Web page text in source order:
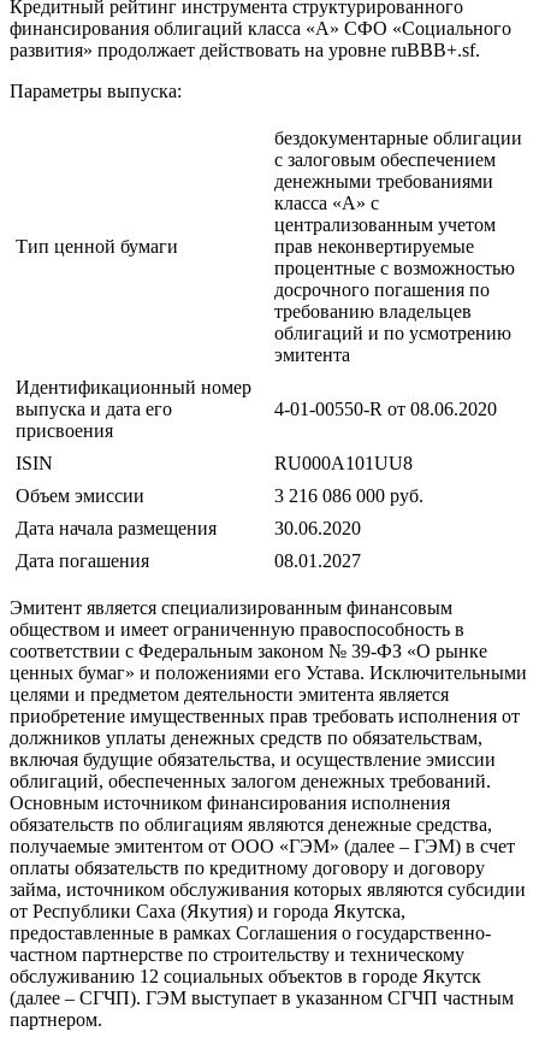
Кредитный рейтинг инструмента структурированного
финансирования облигаций класса «А» СФО «Социального
развития» продолжает действовать на уровне ruBBB+.sf.
Параметры выпуска:
Тип ценной бумаги
бездокументарные облигации
с залоговым обеспечением
денежными требованиями
класса «А» с
централизованным учетом
прав неконвертируемые
процентные с возможностью
досрочного погашения по
требованию владельцев
облигаций и по усмотрению
эмитента
Идентификационный номер
выпуска и дата его
присвоения
4-01-00550-R от 08.06.2020
ISIN
RU000A101UU8
Объем эмиссии
3 216 086 000 руб.
Дата начала размещения
30.06.2020
Дата погашения
08.01.2027
Эмитент является специализированным финансовым
обществом и имеет ограниченную правоспособность в
соответствии с Федеральным законом № 39-ФЗ «О рынке
ценных бумаг» и положениями его Устава. Исключительными
целями и предметом деятельности эмитента является
приобретение имущественных прав требовать исполнения от
должников уплаты денежных средств по обязательствам,
включая будущие обязательства, и осуществление эмиссии
облигаций, обеспеченных залогом денежных требований.
Основным источником финансирования исполнения
обязательств по облигациям являются денежные средства,
получаемые эмитентом от ООО «ГЭМ» (далее – ГЭМ) в счет
оплаты обязательств по кредитному договору и договору
займа, источником обслуживания которых являются субсидии
от Республики Саха (Якутия) и города Якутска,
предоставленные в рамках Соглашения о государственно-
частном партнерстве по строительству и техническому
обслуживанию 12 социальных объектов в городе Якутск
(далее – СГЧП). ГЭМ выступает в указанном СГЧП частным
партнером.